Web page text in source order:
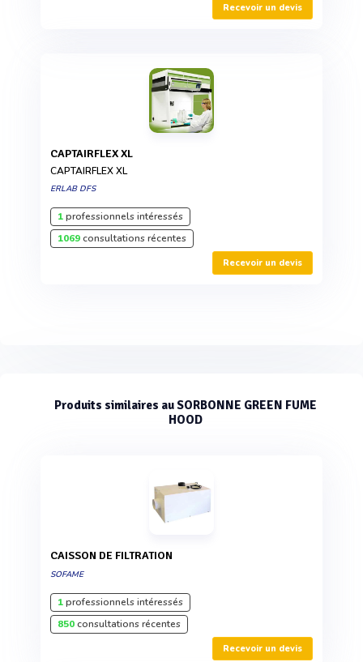
Recevoir un devis
CAPTAIRFLEX XL
CAPTAIRFLEX XL
ERLAB DFS
1professionnels intéressés
1069consultations récentes
Recevoir un devis
Produits similaires au SORBONNE GREEN FUME
HOOD
CAISSON DE FILTRATION
SOFAME
1professionnels intéressés
850consultations récentes
Recevoir un devis